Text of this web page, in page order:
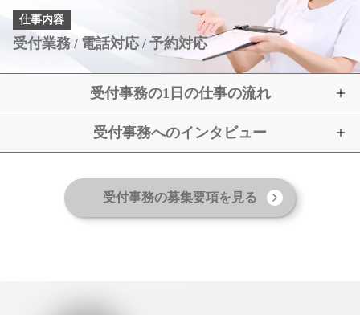
仕事内容
受付業務 電話対応 予約対応
受付事務の1日の仕事の流れ
受付事務へのインタビュー
受付事務の募集要項を見る